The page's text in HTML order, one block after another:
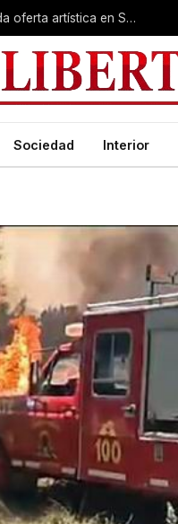
Rumbo a la Fiesta Patronal: fe, expo y una destacada oferta artística en San Roque
Sociedad Interior